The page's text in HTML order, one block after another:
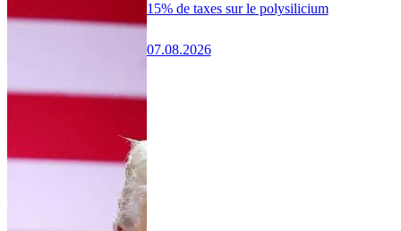
15% de taxes sur le polysilicium
07.08.2026